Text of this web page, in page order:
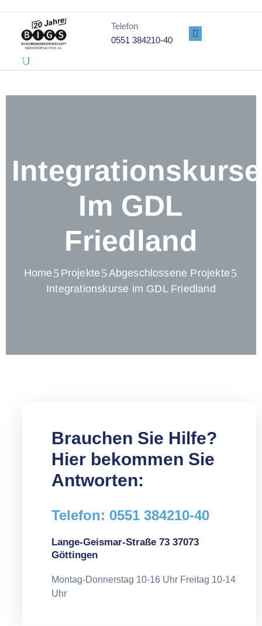
Telefon
0551 384210-40
PROJEKTE
ÜBER
Integrationskurse
Im GDL
Friedland
Home Projekte
Abgeschlossene Projekte
Integrationskurse im GDL Friedland
Brauchen Sie Hilfe?
Hier bekommen Sie
Antworten:
Telefon: 0551 384210-40
Lange-Geismar-Straße 73 37073
Göttingen
Montag-Donnerstag 10-16 Uhr Freitag 10-14
Uhr